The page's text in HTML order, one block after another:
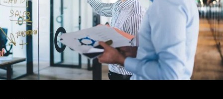
Über uns
DeepTech Innovationsnetzwerk
Unser Team
Projekte